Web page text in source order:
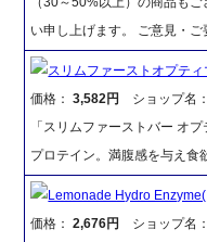
い申し上げます。 ご意見・ご
スリムファーストオプテ
価格：3,582円
ショップ名
「スリムファーストバー オ
プロテイン。満腹感を与え食
Lemonade Hydro
価格：2,676円 ショップ名